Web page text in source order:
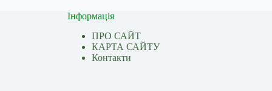
Інформація
ПРО САЙТ
КАРТА САЙТУ
Контакти